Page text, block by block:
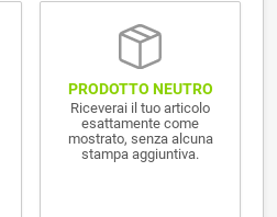
PRODOTTO NEUTRO
Riceverai il tuo articolo
esattamente come
mostrato, senza alcuna
stampa aggiuntiva.